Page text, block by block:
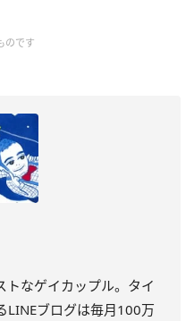
のです
トなゲイカップル。タイ
LINEブログは毎月100万